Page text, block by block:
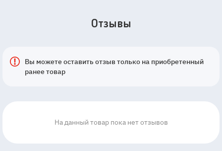
Отзывы
Вы можете оставить отзыв только на приобретенный
ранее товар
На данный товар пока нет отзывов